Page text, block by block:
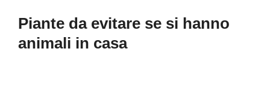
Piante da evitare se si hanno
animali in casa